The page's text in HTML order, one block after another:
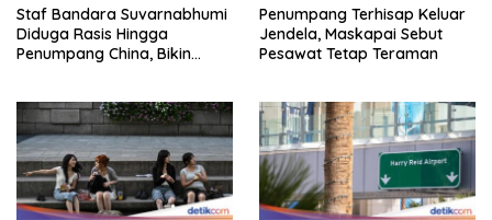
Staf Bandara Suvarnabhumi
Diduga Rasis Hingga
Penumpang China, Bikin
Penumpang Terhisap Keluar
Jendela, Maskapai Sebut
Pesawat Tetap Teraman